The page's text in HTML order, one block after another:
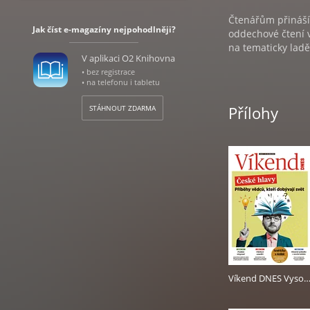
Jak číst e-magazíny nejpohodlněji?
V aplikaci O2 Knihovna
• bez registrace
• na telefonu i tabletu
STÁHNOUT ZDARMA
Čtenářům
oddechové čtení
na tematicky
• V úterý čtenáři
• Středa s
• Čtvrtek s
• Pátek se
• Sobota se
V RÁMCI
Přílohy
Víkend DNES Vysočina - 25.5.2024